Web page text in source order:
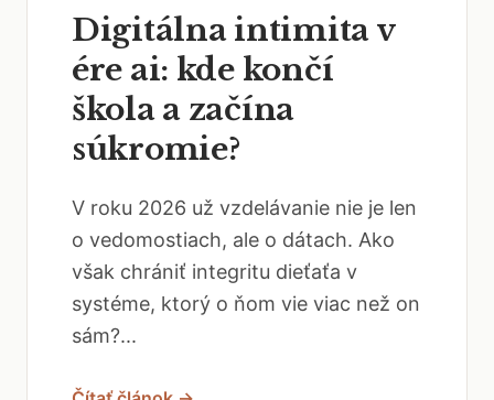
Digitálna intimita v
ére ai: kde končí
škola a začína
súkromie?
V roku 2026 už vzdelávanie nie je len
o vedomostiach, ale o dátach. Ako
však chrániť integritu dieťaťa v
systéme, ktorý o ňom vie viac než on
sám?...
Čítať článok →